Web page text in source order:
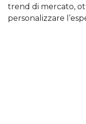
trend di mercato,
personalizzare